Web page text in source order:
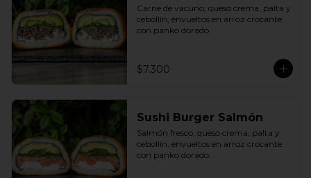
Carne de vacuno, queso crema, palta y
cebollín, envueltos en arroz crocante
con panko dorado.
$7.300
Sushi Burger Salmón
Salmón fresco, queso crema, palta y
cebollín, envueltos en arroz crocante
con panko dorado.